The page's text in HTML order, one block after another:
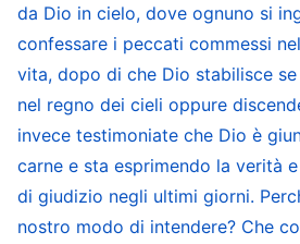
trasgressioni dell’uomo e non
base ad esse. Tuttavia, quando
vive in un corpo fatto di
liberato dal peccato, può solo
peccare, rivelando all’infinito
satanica corrotta. Questa è la
un ciclo infinito di peccato e
da Dio in cielo, dove ognuno si
confessare i peccati commessi
vita, dopo di che Dio stabilisce
nel regno dei cieli oppure
invece testimoniate che Dio è
carne e sta esprimendo la verità
di giudizio negli ultimi giorni.
nostro modo di intendere? Che